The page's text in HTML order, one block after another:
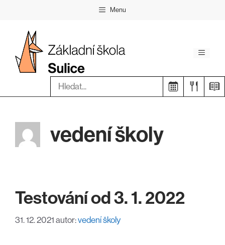
Menu
Menu
Hledat:
vedení školy
Testování od 3. 1. 2022
31. 12. 2021 autor:vedení školy